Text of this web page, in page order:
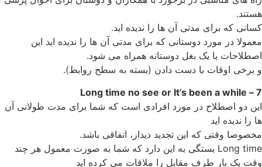
هستند.
کسانی که برای مدتی آن ها را ندیده اید.
معمولا در مورد دوستانی که برای مدتی آن ها را ندیده اید این
اصطلاحات با یک بغل دوستانه همراه می شود.
و برخی اوقات با دست دادن (بسته به سطح روابط).
7 – Long time no see or It’s been a while
این دو اصطلاح در مورد افرادی است که شما برای مدت طولانی آن
ها را ندیده اید
مخصوصا وقتی که این تجدید دیدار، اتفاقی باشد.
Long time بستگی به این دارد که شما به صورت معمول هر چند
وقت یک بار طرف مقابل را ملاقات می کرده اید